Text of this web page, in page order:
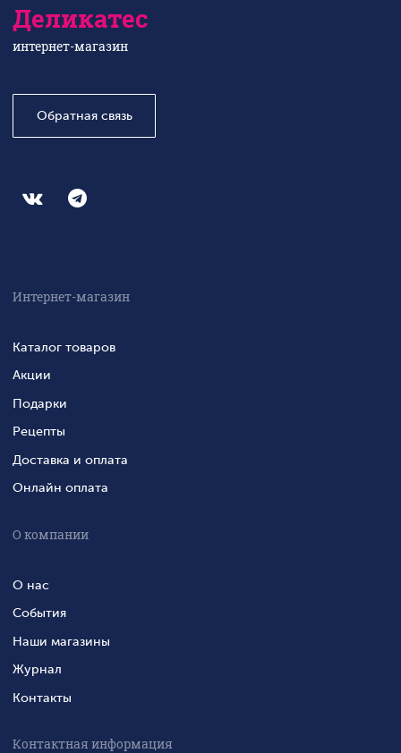
Деликатес
интернет-магазин
Обратная связь
Интернет-магазин
Каталог товаров
Акции
Подарки
Рецепты
Доставка и оплата
Онлайн оплата
О компании
О нас
События
Наши магазины
Журнал
Контакты
Контактная информация